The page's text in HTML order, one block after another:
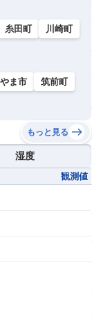
糸田町
川崎町
ま市
筑前町
もっと見る
湿度
観測値